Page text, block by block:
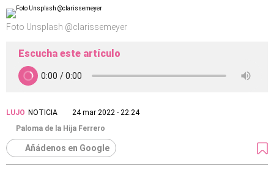
Foto Unsplash @clarissemeyer
Escucha este artículo
LUJO NOTICIA
24 mar 2022 - 22:24
Paloma de la Hija Ferrero
Añádenos en Google